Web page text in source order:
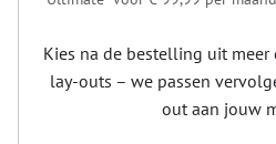
Kies na de bestelling uit
lay-outs – we passen
out aan jouw